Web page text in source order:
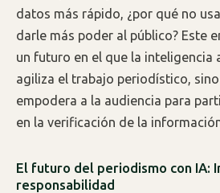
datos más rápido, ¿por qué no
darle más poder al público? Este
un futuro en el que la inteligencia
agiliza el trabajo periodístico,
empodera a la audiencia para
en la verificación de la
El futuro del periodismo con IA:
responsabilidad